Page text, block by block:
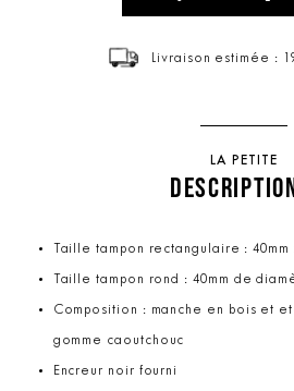
Livraison estimée :
LA PETITE
Taille tampon rectangulaire : 40mm
Taille tampon rond : 40mm de
Composition : manche en bois et
gomme caoutchouc
Encreur noir fourni